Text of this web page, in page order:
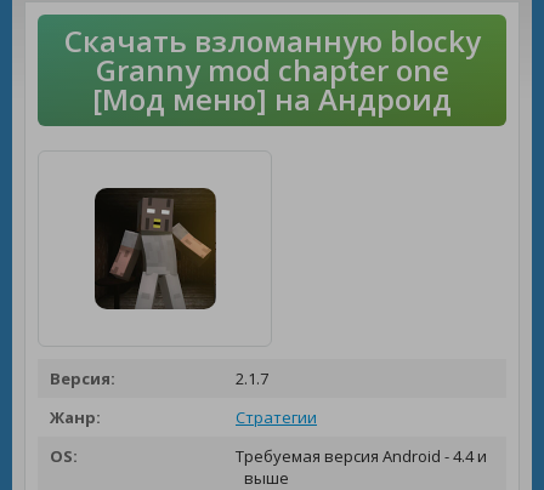
Скачать взломанную blocky
Granny mod chapter one
[Мод меню] на Андроид
Версия:
2.1.7
Жанр:
Стратегии
OS:
Требуемая версия Android - 4.4 и
выше